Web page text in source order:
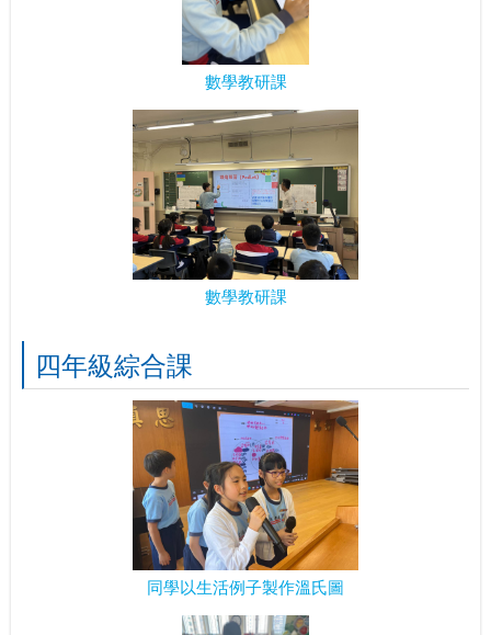
數學教研課
數學教研課
四年級綜合課
同學以生活例子製作溫氏圖